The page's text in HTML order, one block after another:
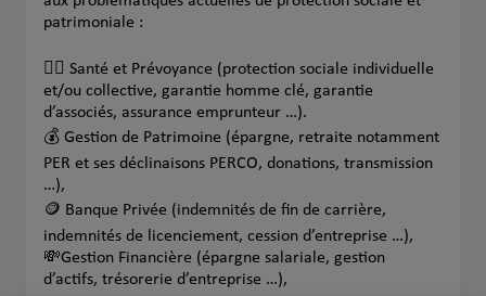
patrimoniale :
🧑‍⚕️ Santé et Prévoyance (protection sociale individuelle
et/ou collective, garantie homme clé, garantie
d’associés, assurance emprunteur …).
💰 Gestion de Patrimoine (épargne, retraite notamment
PER et ses déclinaisons PERCO, donations, transmission
…),
🪙 Banque Privée (indemnités de fin de carrière,
indemnités de licenciement, cession d’entreprise …),
💸Gestion Financière (épargne salariale, gestion
d’actifs, trésorerie d’entreprise …),